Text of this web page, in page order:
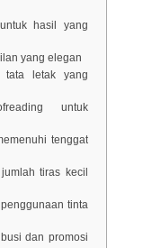
hasil yang
yang elegan
tata letak yang
untuk
tenggat
tiras kecil
tinta
dan promosi